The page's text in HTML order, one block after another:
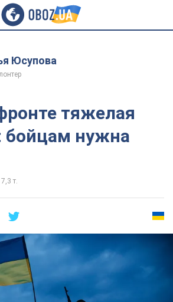
Юсупова
тяжелая
бойцам нужна
7,3 т.